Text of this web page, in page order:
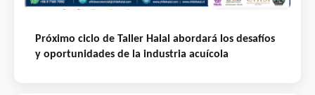
Próximo ciclo de Taller Halal abordará los desafíos
y oportunidades de la industria acuícola